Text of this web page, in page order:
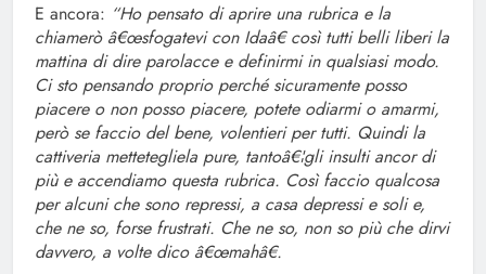
E ancora: “Ho pensato di aprire una rubrica e la
chiamerò â€œsfogatevi con Idaâ€ così tutti belli liberi la
mattina di dire parolacce e definirmi in qualsiasi modo.
Ci sto pensando proprio perché sicuramente posso
piacere o non posso piacere, potete odiarmi o amarmi,
però se faccio del bene, volentieri per tutti. Quindi la
cattiveria mettetegliela pure, tantoâ€¦gli insulti ancor di
più e accendiamo questa rubrica. Così faccio qualcosa
per alcuni che sono repressi, a casa depressi e soli e,
che ne so, forse frustrati. Che ne so, non so più che dirvi
davvero, a volte dico â€œmahâ€.